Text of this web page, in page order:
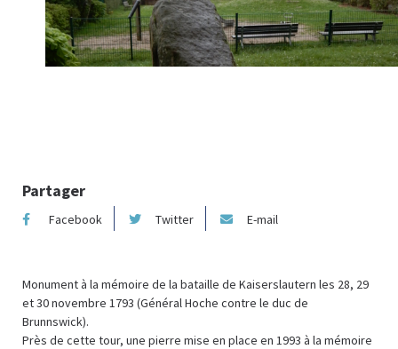
Partager
Facebook Twitter E-mail
Monument à la mémoire de la bataille de Kaiserslautern les 28, 29
et 30 novembre 1793 (Général Hoche contre le duc de
Brunnswick).
Près de cette tour, une pierre mise en place en 1993 à la mémoire